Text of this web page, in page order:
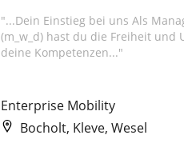
"...Dein Einstieg bei uns Als
(m_w_d) hast du die Freiheit und
deine Kompetenzen..."
Enterprise Mobility
Bocholt, Kleve, Wesel